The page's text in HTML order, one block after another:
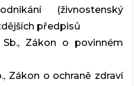
(živnostenský
předpisů
Zákon o povinném
Zákon o ochraně zdraví